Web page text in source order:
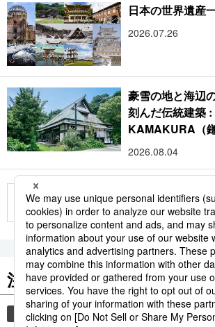
日本の世界遺産
2026.07.26
豪雪の地と海辺
刻んだ伝統建築 :
KAMAKURA（
2026.08.04
もっと見る
注目のキーワード
共同通信ニュース 災害 気象・災